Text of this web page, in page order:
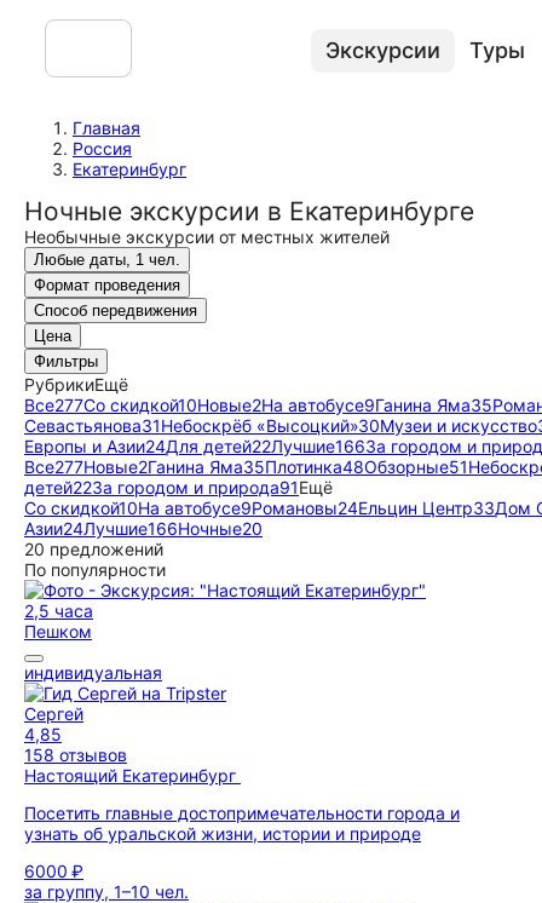
Экскурсии Туры
Главная
Россия
Екатеринбург
Ночные экскурсии в Екатеринбурге
Необычные экскурсии от местных жителей
Любые даты, 1 чел.
Формат проведения
Способ передвижения
Цена
Фильтры
РубрикиЕщё
Все277Со скидкой10Новые2На автобусе9Ганина Яма35
Севастьянова31Небоскрёб «Высоцкий»30Музеи и искусство
Европы и Азии24Для детей22Лучшие166За городом и
Все277Новые2Ганина Яма35Плотинка48Обзорные51
детей22За городом и природа91Ещё
Со скидкой10На автобусе9Романовы24Ельцин Центр33Дом
Азии24Лучшие166Ночные20
20 предложений
По популярности
2,5 часа
Пешком
индивидуальная
Сергей
4,85
158 отзывов
Настоящий Екатеринбург
Посетить главные достопримечательности города и
узнать об уральской жизни, истории и природе
6000 ₽
за группу, 1–10 чел.